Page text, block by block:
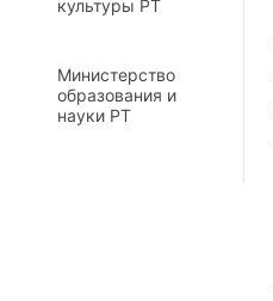
культуры РТ
Министерство
образования и
науки РТ